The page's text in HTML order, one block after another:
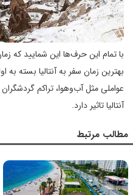
با تمام این حرف‌ها این شمایید که
بهترین زمان سفر به آنتالیا بسته به
عواملی مثل آب‌و‌هوا، تراکم
آنتالیا تاثیر دارد.
مطالب مرتبط